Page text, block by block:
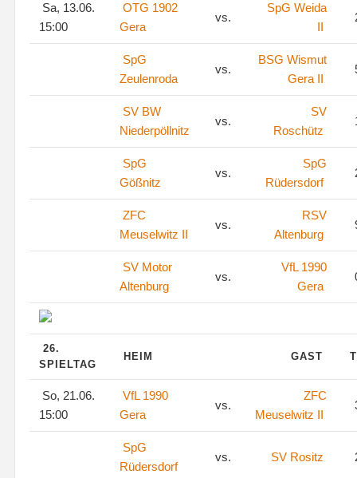
Sa, 13.06.
15:00
OTG 1902
Gera
vs.
SpG Weida
II
SpG
Zeulenroda
vs.
BSG Wismut
Gera II
SV BW
Niederpöllnitz
vs.
SV
Roschütz
SpG
Gößnitz
vs.
SpG
Rüdersdorf
ZFC
Meuselwitz II
vs.
RSV
Altenburg
SV Motor
Altenburg
vs.
VfL 1990
Gera
26.
SPIELTAG
HEIM GAST
So, 21.06.
15:00
VfL 1990
Gera
vs.
ZFC
Meuselwitz II
SpG
Rüdersdorf
vs. SV Rositz